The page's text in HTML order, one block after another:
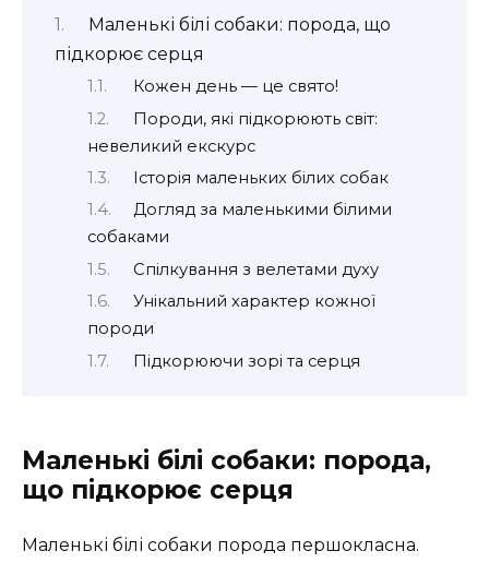
Маленькі білі собаки: порода, що
підкорює серця
Кожен день — це свято!
Породи, які підкорюють світ:
невеликий екскурс
Історія маленьких білих собак
Догляд за маленькими білими
собаками
Спілкування з велетами духу
Унікальний характер кожної
породи
Підкорюючи зорі та серця
Маленькі білі собаки: порода,
що підкорює серця
Маленькі білі собаки порода першокласна.